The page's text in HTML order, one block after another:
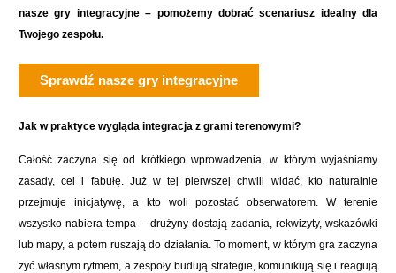
nasze gry integracyjne – pomożemy dobrać scenariusz idealny dla
Twojego zespołu.
Sprawdź nasze gry integracyjne
Jak w praktyce wygląda integracja z grami terenowymi?
Całość zaczyna się od krótkiego wprowadzenia, w którym wyjaśniamy
zasady, cel i fabułę. Już w tej pierwszej chwili widać, kto naturalnie
przejmuje inicjatywę, a kto woli pozostać obserwatorem. W terenie
wszystko nabiera tempa – drużyny dostają zadania, rekwizyty, wskazówki
lub mapy, a potem ruszają do działania. To moment, w którym gra zaczyna
żyć własnym rytmem, a zespoły budują strategie, komunikują się i reagują